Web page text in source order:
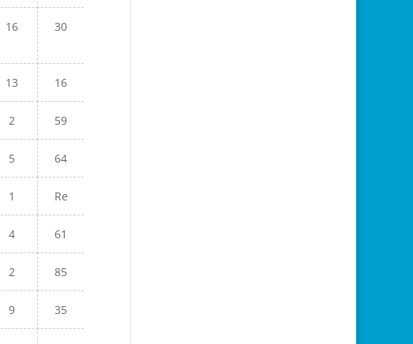
16 30
13 16
2 59
5 64
1 Re
4 61
2 85
9 35